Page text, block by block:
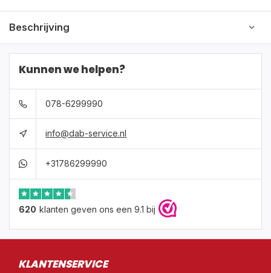
Beschrijving
Kunnen we helpen?
078-6299990
info@dab-service.nl
+31786299990
620 klanten geven ons een 9.1 bij
KLANTENSERVICE